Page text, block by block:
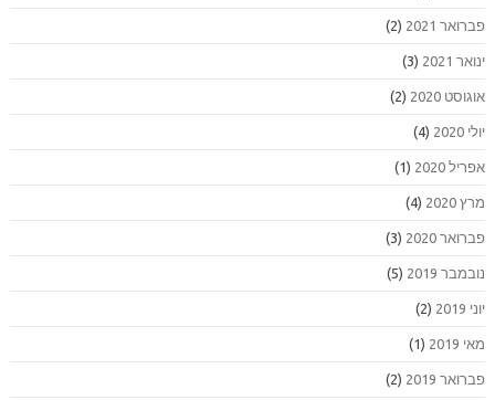
פברואר 2021 (2)
ינואר 2021 (3)
אוגוסט 2020 (2)
יולי 2020 (4)
אפריל 2020 (1)
מרץ 2020 (4)
פברואר 2020 (3)
נובמבר 2019 (5)
יוני 2019 (2)
מאי 2019 (1)
פברואר 2019 (2)